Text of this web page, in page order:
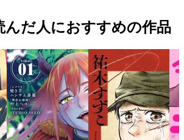
んだ人におすすめの作品